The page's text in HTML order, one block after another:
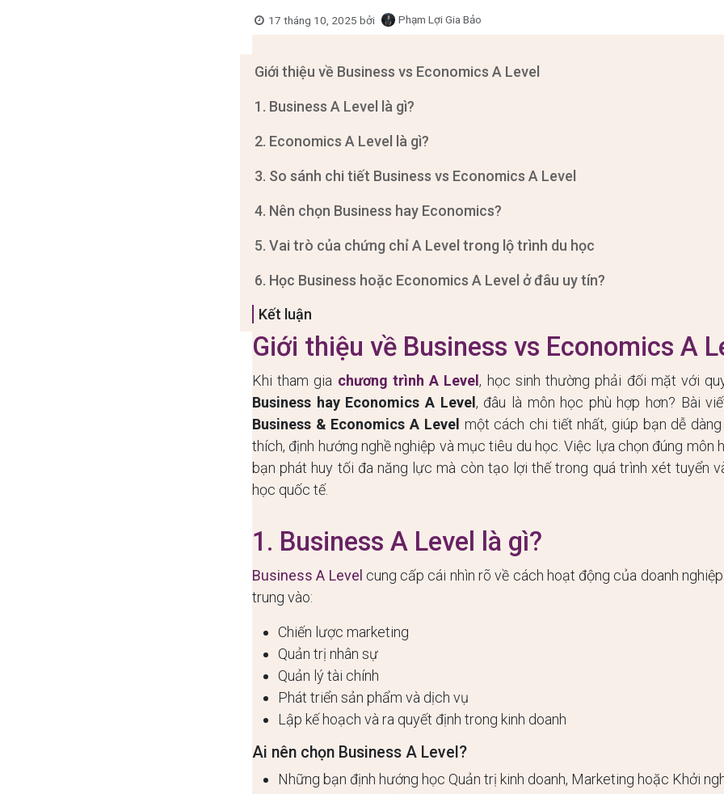
17 tháng 10, 2025 bởi Phạm Lợi Gia Bảo
Giới thiệu về Business vs Economics A Level
1. Business A Level là gì?
2. Economics A Level là gì?
3. So sánh chi tiết Business vs Economics A Level
4. Nên chọn Business hay Economics?
5. Vai trò của chứng chỉ A Level trong lộ trình du học
6. Học Business hoặc Economics A Level ở đâu uy tín?
Kết luận
Giới thiệu về Business vs Economics A
Khi tham gia chương trình A Level, học sinh thường phải đối mặt với
Business hay Economics A Level, đâu là môn học phù hợp hơn? Bài
Business & Economics A Level một cách chi tiết nhất, giúp bạn dễ
thích, định hướng nghề nghiệp và mục tiêu du học. Việc lựa chọn đúng môn
bạn phát huy tối đa năng lực mà còn tạo lợi thế trong quá trình xét tuyển
học quốc tế.
1. Business A Level là gì?
Business A Level cung cấp cái nhìn rõ về cách hoạt động của doanh
trung vào:
Chiến lược marketing
Quản trị nhân sự
Quản lý tài chính
Phát triển sản phẩm và dịch vụ
Lập kế hoạch và ra quyết định trong kinh doanh
Ai nên chọn Business A Level?
Những bạn định hướng học Quản trị kinh doanh, Marketing hoặc Khởi